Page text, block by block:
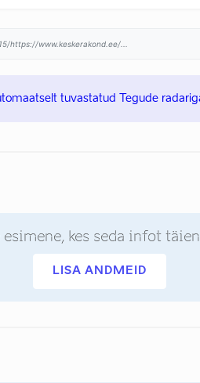
https://www.keskerakond.ee/...
tuvastatud Tegude
esimene, kes seda infot
LISA ANDMEID